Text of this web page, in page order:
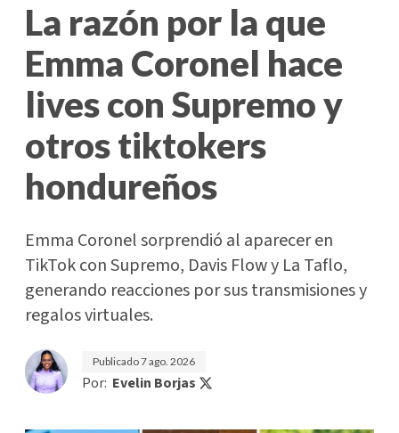
La razón por la que
Emma Coronel hace
lives con Supremo y
otros tiktokers
hondureños
Emma Coronel sorprendió al aparecer en
TikTok con Supremo, Davis Flow y La Taflo,
generando reacciones por sus transmisiones y
regalos virtuales.
Publicado7 ago. 2026
Por: Evelin Borjas